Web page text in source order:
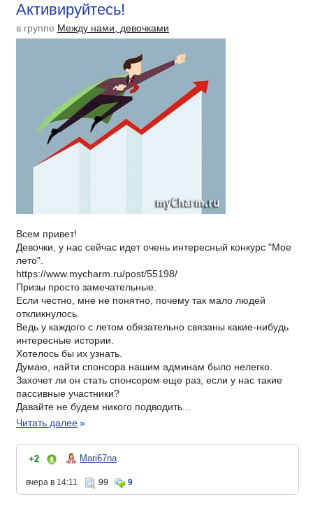
Активируйтесь!
в группе Между нами, девочками
Всем привет!
Девочки, у нас сейчас идет очень интересный конкурс "Мое
лето".
https://www.mycharm.ru/post/55198/
Призы просто замечательные.
Если честно, мне не понятно, почему так мало людей
откликнулось.
Ведь у каждого с летом обязательно связаны какие-нибудь
интересные истории.
Хотелось бы их узнать.
Думаю, найти спонсора нашим админам было нелегко.
Захочет ли он стать спонсором еще раз, если у нас такие
пассивные участники?
Давайте не будем никого подводить...
Читать далее»
+2 Mari67na
вчера в 14:11 99 9